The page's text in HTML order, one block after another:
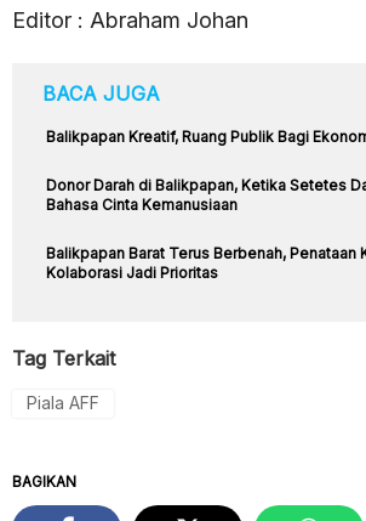
Editor : Abraham Johan
BACA JUGA
Balikpapan Kreatif, Ruang Publik Bagi
Donor Darah di Balikpapan, Ketika Setetes
Bahasa Cinta Kemanusiaan
Balikpapan Barat Terus Berbenah, Penataan
Kolaborasi Jadi Prioritas
Tag Terkait
Piala AFF
BAGIKAN